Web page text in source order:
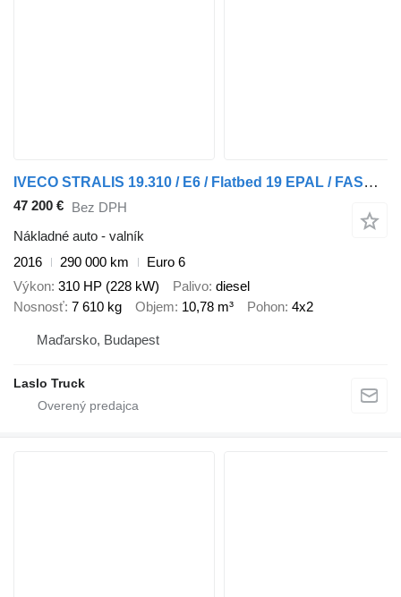
IVECO STRALIS 19.310 / E6 / Flatbed 19 EPAL / FASSI F135
47 200 € Bez DPH
Nákladné auto - valník
2016
290 000 km
Euro 6
Výkon 310 HP (228 kW) Palivo diesel
Nosnosť 7 610 kg Objem 10,78 m³ Pohon 4x2
Maďarsko, Budapest
Laslo Truck